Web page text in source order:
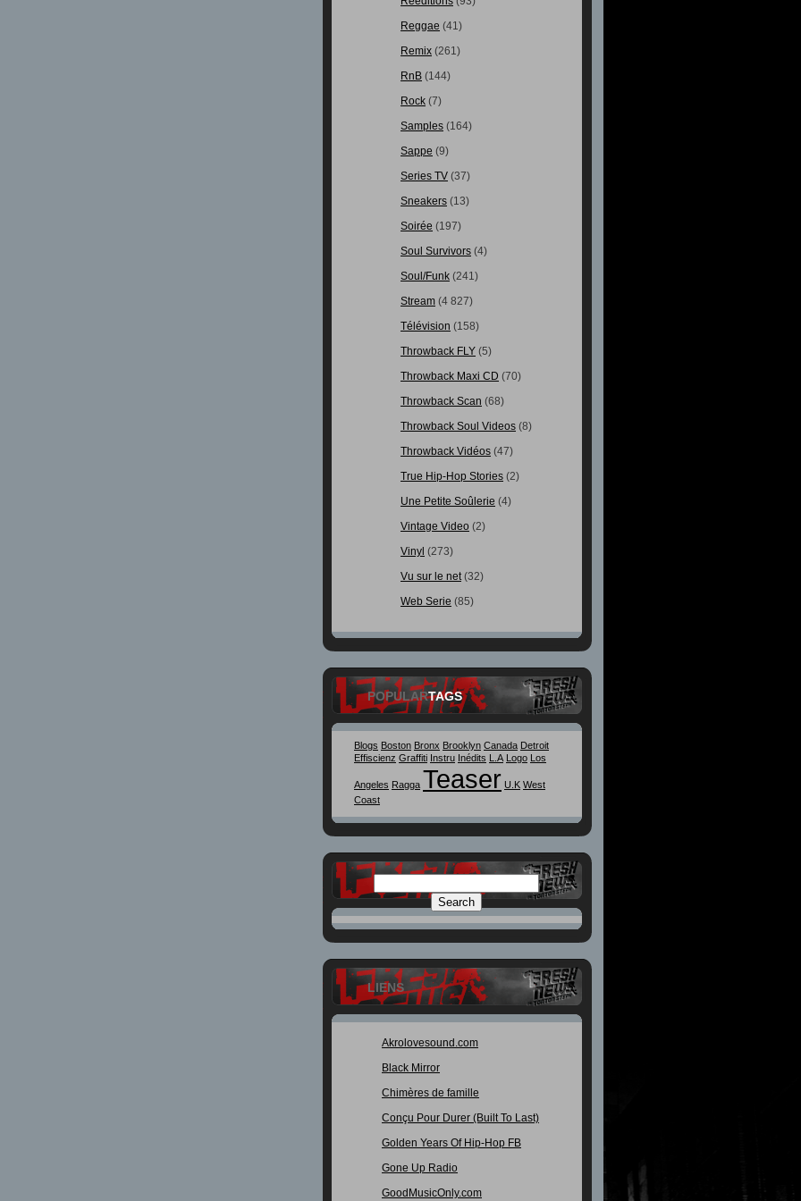
Reggae (41)
Remix (261)
RnB (144)
Rock (7)
Samples (164)
Sappe (9)
Series TV (37)
Sneakers (13)
Soirée (197)
Soul Survivors (4)
Soul/Funk (241)
Stream (4 827)
Télévision (158)
Throwback FLY (5)
Throwback Maxi CD (70)
Throwback Scan (68)
Throwback Soul Videos (8)
Throwback Vidéos (47)
True Hip-Hop Stories (2)
Une Petite Soûlerie (4)
Vintage Video (2)
Vinyl (273)
Vu sur le net(32)
Web Serie (85)
POPULARTAGS
Blogs Boston Bronx Brooklyn Canada Detroit
Effiscienz Graffiti Instru Inédits L.A Logo Los
Angeles Ragga Teaser U.K West
Coast
LIENS
Akrolovesound.com
Black Mirror
Chimères de famille
Conçu Pour Durer (Built To Last)
Golden Years Of Hip-Hop FB
Gone Up Radio
GoodMusicOnly.com